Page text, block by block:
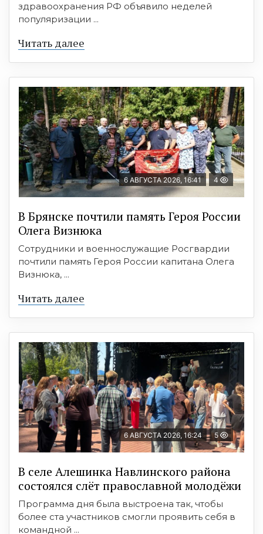
здравоохранения РФ объявило неделей
популяризации ...
Читать далее
6 АВГУСТА 2026, 16:41 4
В Брянске почтили память Героя России
Олега Визнюка
Сотрудники и военнослужащие Росгвардии
почтили память Героя России капитана Олега
Визнюка, ...
Читать далее
6 АВГУСТА 2026, 16:24 5
В селе Алешинка Навлинского района
состоялся слёт православной молодёжи
Программа дня была выстроена так, чтобы
более ста участников смогли проявить себя в
командной ...